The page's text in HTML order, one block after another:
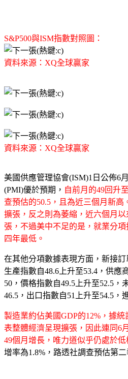
S&P500與ISM指數對照圖：
資料來源：XQ全球贏家
資料來源：XQ全球贏家
美國供應管理協會(ISM)1日公佈6
(PMI)優於預期， 自前月的49回升
查預估的50.5，且為近三個月新高
擴張，反之則為萎縮，近六個月
張，不過美中不足的是，就業分
四年最低。
在其他分項數據表現方面，新接訂
生產指數自48.6上升至53.4，供應
50，價格指數自49.5上升至52.5，
46.5，出口指數自51上升至54.5，
製造業約佔美國GDP的12%，據
表整體經濟呈現擴張，因此連同6
49個月增長，唯力道似乎仍處於低
增率為1.8%，路透社調查預估第二